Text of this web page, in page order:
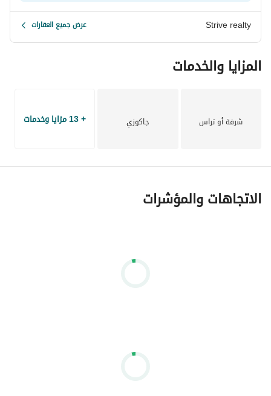
في كل خطوة على الطريق.
اتصل بنا للاستشارة:
Strive realty عرض جميع العقارات
المزايا والخدمات
شرفة أو تراس جاكوزي + 13 مزايا وخدمات
الاتجاهات والمؤشرات